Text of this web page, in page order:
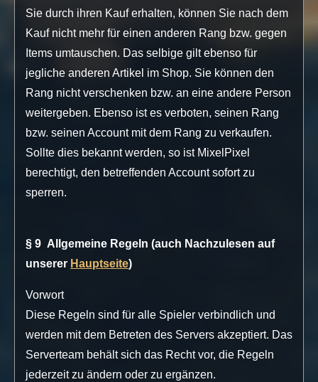
Sie durch ihren Kauf erhalten, können Sie nach dem
Kauf nicht mehr für einen anderen Rang bzw. gegen
Items umtauschen. Das selbige gilt ebenso für
jegliche anderen Artikel im Shop. Sie können den
Rang nicht verschenken bzw. an eine andere Person
weitergeben. Ebenso ist es verboten, seinen Rang
bzw. seinen Account mit dem Rang zu verkaufen.
Sollte dies bekannt werden, so ist MixelPixel
berechtigt, den betreffenden Account sofort zu
sperren.
§ 9 Allgemeine Regeln (auch Nachzulesen auf
unserer Hauptseite)
Vorwort
Diese Regeln sind für alle Spieler verbindlich und
werden mit dem Betreten des Servers akzeptiert. Das
Serverteam behält sich das Recht vor, die Regeln
jederzeit zu ändern oder zu ergänzen.